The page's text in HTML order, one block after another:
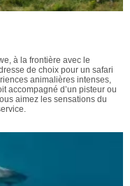
à la frontière avec le
de choix pour un safari
animalières intenses,
accompagné d’un pisteur ou
aimez les sensations du